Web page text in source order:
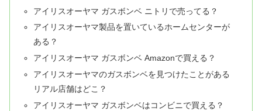
アイリスオーヤマ ガスボンベ ニトリで売ってる？
アイリスオーヤマ製品を置いているホームセンターが
ある？
アイリスオーヤマ ガスボンベ Amazonで買える？
アイリスオーヤマのガスボンベを見つけたことがある
リアル店舗はどこ？
アイリスオーヤマ ガスボンベはコンビニで買える？